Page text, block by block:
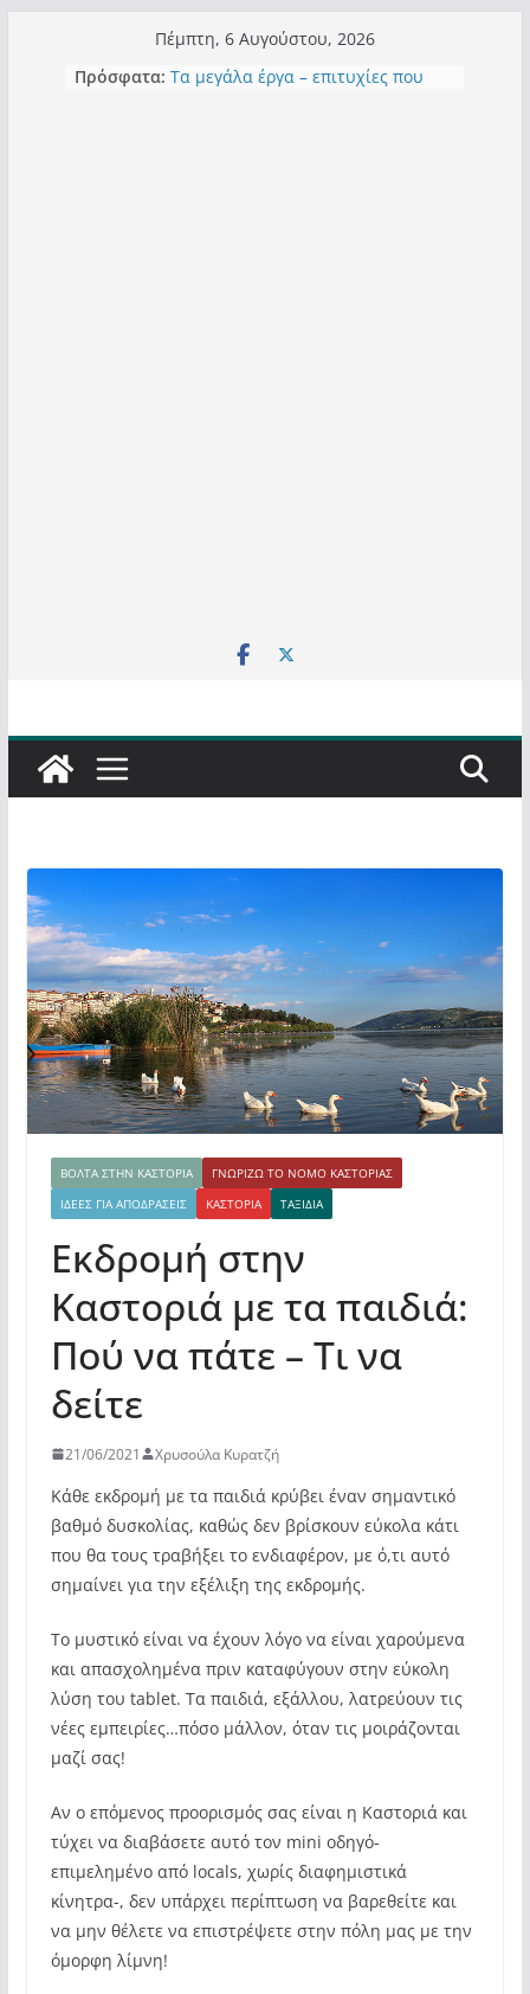
περιεχόμενο
Πέμπτη, 6 Αυγούστου, 2026
Πρόσφατα: Τα μεγάλα έργα – επιτυχίες που
ΒΌΛΤΑ ΣΤΗΝ ΚΑΣΤΟΡΙΆ
ΓΝΩΡΊΖΩ ΤΟ ΝΟΜΌ ΚΑΣΤΟΡΙΆΣ
ΙΔΈΕΣ ΓΙΑ ΑΠΟΔΡΆΣΕΙΣ
ΚΑΣΤΟΡΙΆ ΤΑΞΙΔΙΑ
Εκδρομή στην
Καστοριά με τα παιδιά:
Πού να πάτε – Τι να
δείτε
21/06/2021 Χρυσούλα Κυρατζή
Κάθε εκδρομή με τα παιδιά κρύβει έναν σημαντικό
βαθμό δυσκολίας, καθώς δεν βρίσκουν εύκολα κάτι
που θα τους τραβήξει το ενδιαφέρον, με ό,τι αυτό
σημαίνει για την εξέλιξη της εκδρομής.
Το μυστικό είναι να έχουν λόγο να είναι χαρούμενα
και απασχολημένα πριν καταφύγουν στην εύκολη
λύση του tablet. Τα παιδιά, εξάλλου, λατρεύουν τις
νέες εμπειρίες…πόσο μάλλον, όταν τις μοιράζονται
μαζί σας!
Αν ο επόμενος προορισμός σας είναι η Καστοριά και
τύχει να διαβάσετε αυτό τον mini οδηγό-
επιμελημένο από locals, χωρίς διαφημιστικά
κίνητρα-, δεν υπάρχει περίπτωση να βαρεθείτε και
να μην θέλετε να επιστρέψετε στην πόλη μας με την
όμορφη λίμνη!